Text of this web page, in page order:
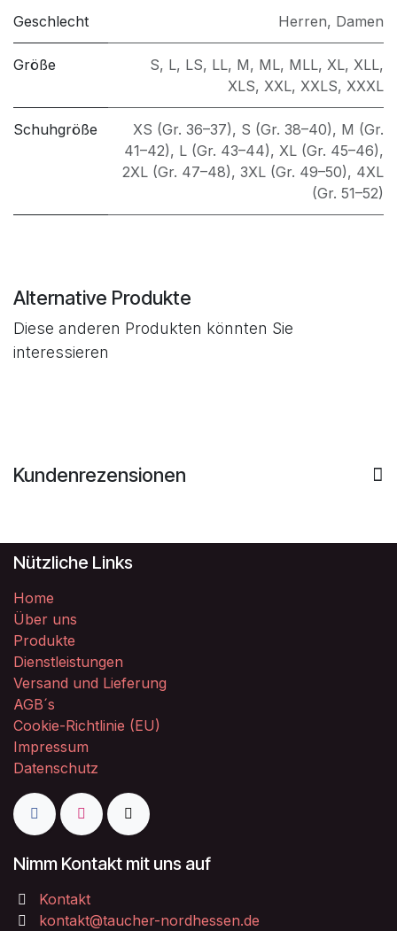
Geschlecht Herren, Damen
Größe S, L, LS, LL, M, ML, MLL, XL, XLL,
XLS, XXL, XXLS, XXXL
Schuhgröße XS (Gr. 36–37), S (Gr. 38–40), M (Gr.
41–42), L (Gr. 43–44), XL (Gr. 45–46),
2XL (Gr. 47–48), 3XL (Gr. 49–50), 4XL
(Gr. 51–52)
Alternative Produkte
Diese anderen Produkten könnten Sie
interessieren
Kundenrezensionen
Nützliche Links
Home
Über uns
Produkte
Dienstleistungen
Versand und Lieferung
AGB´s
Cookie-Richtlinie (EU)
Impressum
Datenschutz
Nimm Kontakt mit uns auf
Kontakt
kontakt@taucher-nordhessen.de